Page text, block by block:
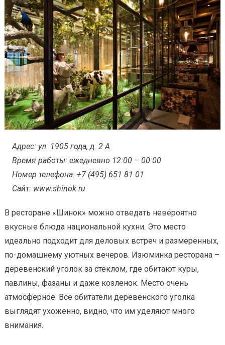
Адрес: ул. 1905 года, д. 2 А
Время работы: ежедневно 12:00 – 00:00
Номер телефона: +7 (495) 651 81 01
Сайт: www.shinok.ru
В ресторане «Шинок» можно отведать невероятно
вкусные блюда национальной кухни. Это место
идеально подходит для деловых встреч и размеренных,
по-домашнему уютных вечеров. Изюминка ресторана –
деревенский уголок за стеклом, где обитают куры,
павлины, фазаны и даже козленок. Место очень
атмосферное. Все обитатели деревенского уголка
выглядят ухоженно, видно, что им уделяют много
внимания.